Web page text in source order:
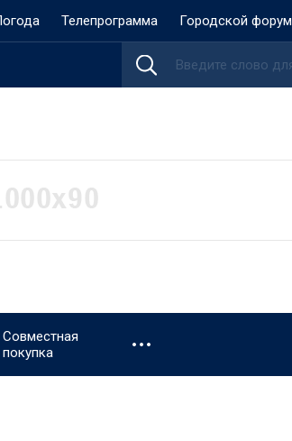
Телепрограмма Городской форум
Совместная
покупка